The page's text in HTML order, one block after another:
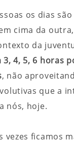
os dias
cima da
da
4, 5, 6 horas
, não
que a
nós, hoje.
vezes ficamos